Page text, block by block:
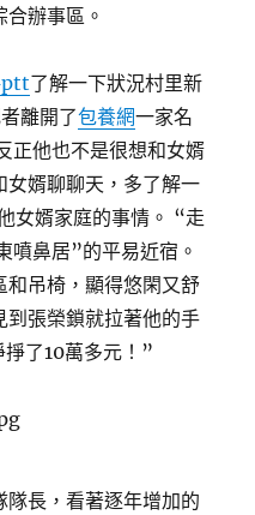
辦事區。
ptt了解一下狀況村里新
離開了包養網一家名
正他也不是很想和女婿
女婿聊聊天，多了解一
婿家庭的事情。 “走
噴鼻居”的平易近宿。
和吊椅，顯得悠閑又舒
到張榮鎖就拉著他的手
掙了10萬多元！”
長，看著逐年增加的